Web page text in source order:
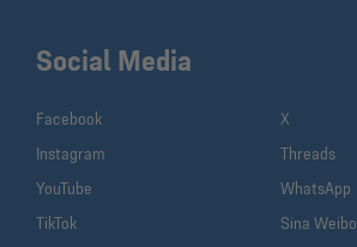
Social Media
Facebook
X
Instagram
Threads
YouTube
WhatsApp
TikTok
Sina Weibo